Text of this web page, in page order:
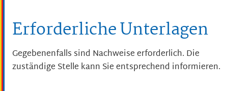
Erforderliche Unterlagen
Gegebenenfalls sind Nachweise erforderlich. Die
zuständige Stelle kann Sie entsprechend informieren.